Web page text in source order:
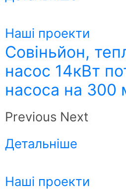
Наші проекти
Совіньйон,
насос 14кВт
насоса на 300
Previous Next
Детальніше
Наші проекти